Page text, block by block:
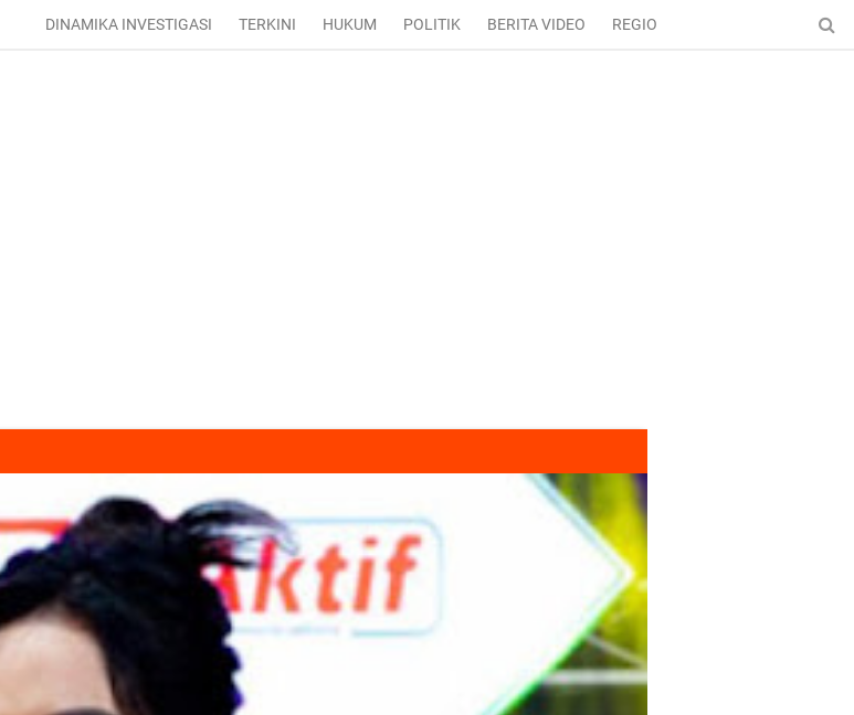
DINAMIKA INVESTIGASI TERKINI HUKUM POLITIK BERITA VIDEO REGIONAL ENTERTAINMENT